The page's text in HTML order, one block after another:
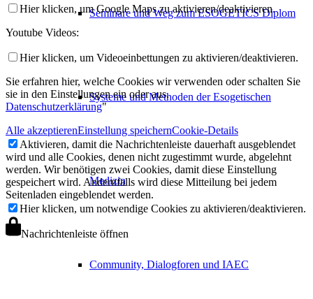
Seminare und Weg zum ESOGETICS Diplom
Systeme und Methoden der Esogetischen
Medizin
Community, Dialogforen und IAEC
Hier klicken, um Google Maps zu aktivieren/deaktivieren.
Youtube Videos:
Hier klicken, um Videoeinbettungen zu aktivieren/deaktivieren.
Sie erfahren hier, welche Cookies wir verwenden oder schalten Sie
sie in den Einstellungen ein oder aus.
Datenschutzerklärung"
Alle akzeptierenEinstellung speichernCookie-Details
Aktivieren, damit die Nachrichtenleiste dauerhaft ausgeblendet
wird und alle Cookies, denen nicht zugestimmt wurde, abgelehnt
werden. Wir benötigen zwei Cookies, damit diese Einstellung
gespeichert wird. Andernfalls wird diese Mitteilung bei jedem
Seitenladen eingeblendet werden.
Hier klicken, um notwendige Cookies zu aktivieren/deaktivieren.
Nachrichtenleiste öffnen